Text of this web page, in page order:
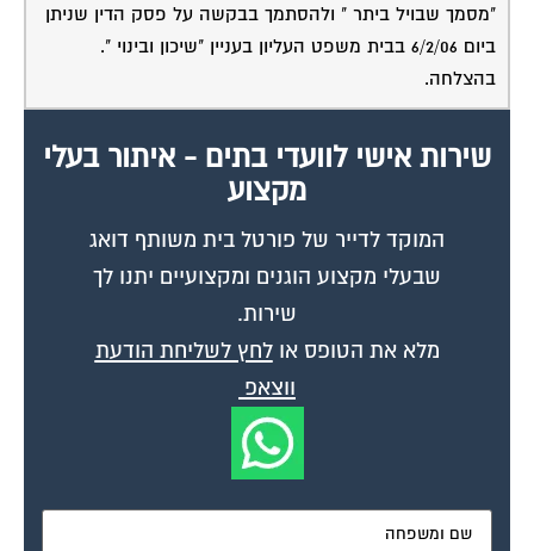
"מסמך שבויל ביתר " ולהסתמך בבקשה על פסק הדין שניתן
ביום 6/2/06 בבית משפט העליון בעניין "שיכון ובינוי ".
בהצלחה.
שירות אישי לוועדי בתים - איתור בעלי
מקצוע
המוקד לדייר של פורטל בית משותף דואג
שבעלי מקצוע הוגנים ומקצועיים יתנו לך
שירות.
מלא את הטופס אולחץ לשליחת הודעת
ווצאפ